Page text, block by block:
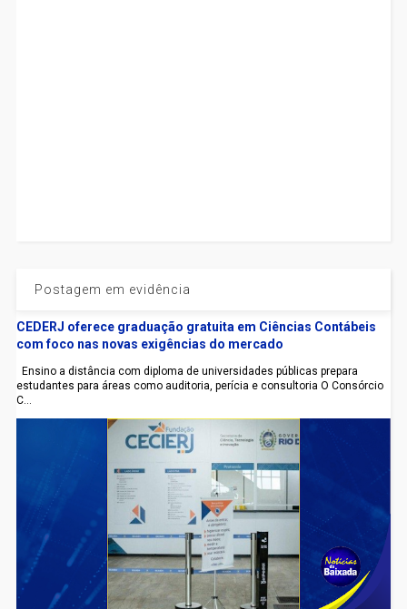
Postagem em evidência
CEDERJ oferece graduação gratuita em Ciências Contábeis
com foco nas novas exigências do mercado
Ensino a distância com diploma de universidades públicas prepara
estudantes para áreas como auditoria, perícia e consultoria O Consórcio
C...